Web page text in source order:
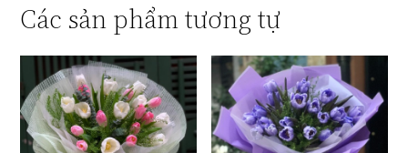
Các sản phẩm tương tự